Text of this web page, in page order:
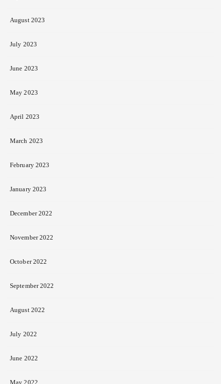
August 2023
July 2023
June 2023
May 2023
April 2023
March 2023
February 2023
January 2023
December 2022
November 2022
October 2022
September 2022
August 2022
July 2022
June 2022
May 2022